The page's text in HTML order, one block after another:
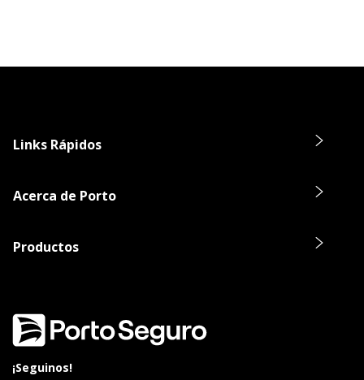
Links Rápidos
Acerca de Porto
Productos
¡Seguinos!